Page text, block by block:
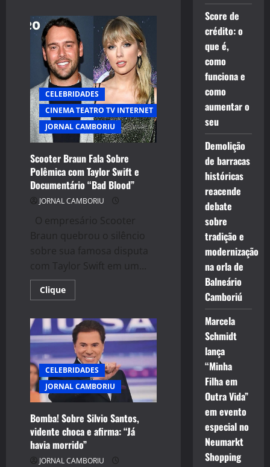
Soares
entra
para
o
renomado
time
de
modelos
da
40
Graus
Models
CELEBRIDADES
CINEMA TEATRO TV INTERNET
JORNAL CAMBORIU
Scooter Braun Fala Sobre
Polêmica com Taylor Swift e
Documentário “Bad Blood”
JORNAL CAMBORIU
O empresário Scooter
Braun quebrou o silêncio
sobre sua famosa disputa
com Taylor Swift em um...
CliqueRead
more
Braun
Fala
Sobre
Polêmica
com
Taylor
Swift
e
Documentário
CELEBRIDADES
JORNAL CAMBORIU
Bomba! Sobre Silvio Santos,
vidente choca e afirma: “Já
havia morrido”
JORNAL CAMBORIU
Score de
crédito: o
que é,
como
funciona e
como
aumentar o
seu
Demolição
de barracas
históricas
reacende
debate
sobre
tradição e
modernização
na orla de
Balneário
Camboriú
Marcela
Schmidt
lança
“Minha
Filha em
Outra Vida”
em evento
especial no
Neumarkt
Shopping